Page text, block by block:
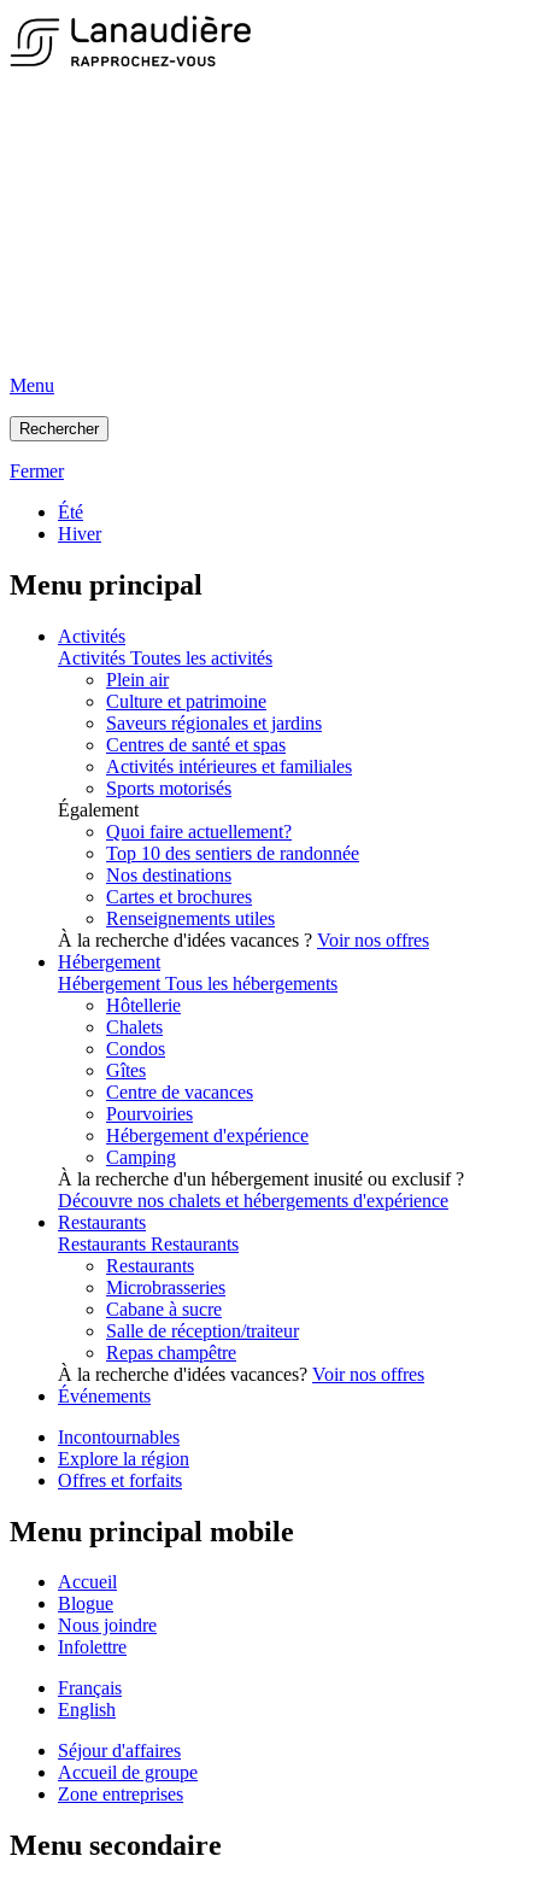
Menu
Rechercher
Fermer
Été
Hiver
Menu principal
Activités
Activités Toutes les activités
Plein air
Culture et patrimoine
Saveurs régionales et jardins
Centres de santé et spas
Activités intérieures et familiales
Sports motorisés
Également
Quoi faire actuellement?
Top 10 des sentiers de randonnée
Nos destinations
Cartes et brochures
Renseignements utiles
À la recherche d'idées vacances ? Voir nos offres
Hébergement
Hébergement Tous les hébergements
Hôtellerie
Chalets
Condos
Gîtes
Centre de vacances
Pourvoiries
Hébergement d'expérience
Camping
À la recherche d'un hébergement inusité ou exclusif ?
Découvre nos chalets et hébergements d'expérience
Restaurants
Restaurants Restaurants
Restaurants
Microbrasseries
Cabane à sucre
Salle de réception/traiteur
Repas champêtre
À la recherche d'idées vacances? Voir nos offres
Événements
Incontournables
Explore la région
Offres et forfaits
Menu principal mobile
Accueil
Blogue
Nous joindre
Infolettre
Français
English
Séjour d'affaires
Accueil de groupe
Zone entreprises
Menu secondaire